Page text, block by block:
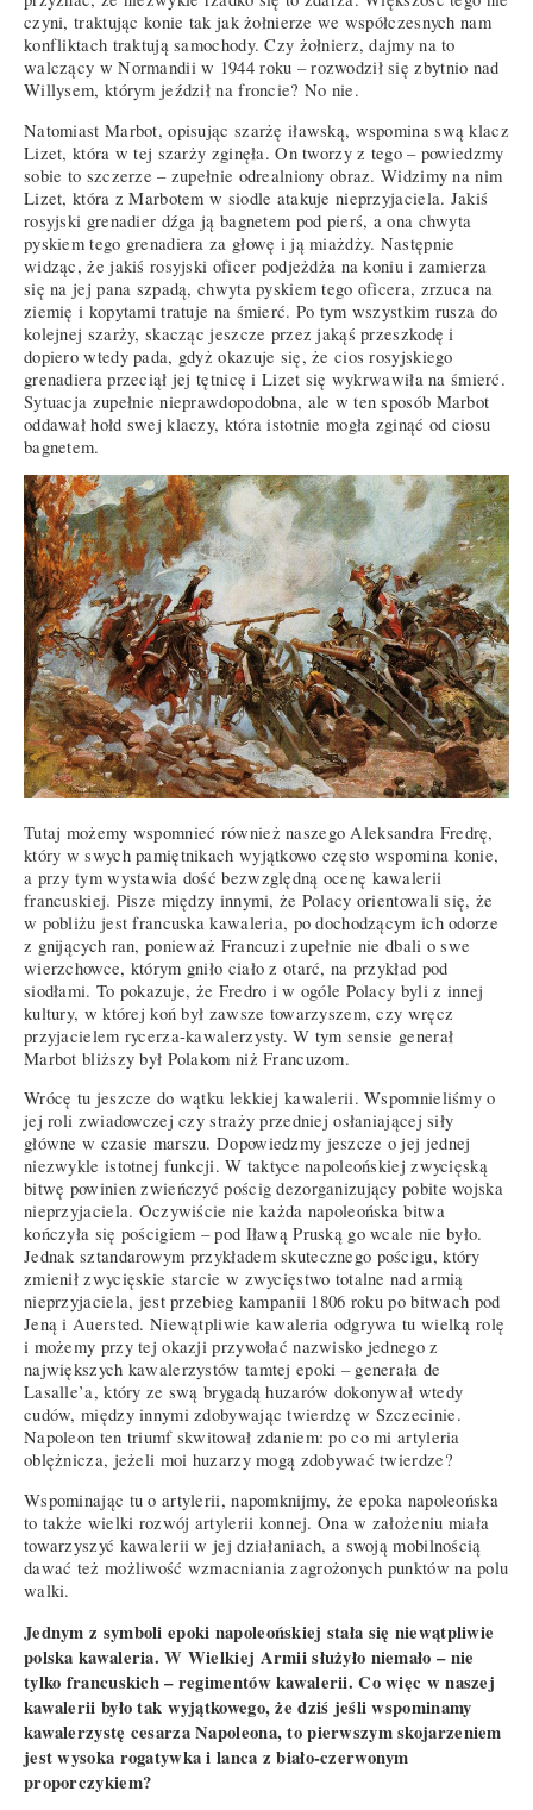
czyni, traktując konie tak jak żołnierze we współczesnych nam
konfliktach traktują samochody. Czy żołnierz, dajmy na to
walczący w Normandii w 1944 roku – rozwodził się zbytnio nad
Willysem, którym jeździł na froncie? No nie.
Natomiast Marbot, opisując szarżę iławską, wspomina swą klacz
Lizet, która w tej szarży zginęła. On tworzy z tego – powiedzmy
sobie to szczerze – zupełnie odrealniony obraz. Widzimy na nim
Lizet, która z Marbotem w siodle atakuje nieprzyjaciela. Jakiś
rosyjski grenadier dźga ją bagnetem pod pierś, a ona chwyta
pyskiem tego grenadiera za głowę i ją miażdży. Następnie
widząc, że jakiś rosyjski oficer podjeżdża na koniu i zamierza
się na jej pana szpadą, chwyta pyskiem tego oficera, zrzuca na
ziemię i kopytami tratuje na śmierć. Po tym wszystkim rusza do
kolejnej szarży, skacząc jeszcze przez jakąś przeszkodę i
dopiero wtedy pada, gdyż okazuje się, że cios rosyjskiego
grenadiera przeciął jej tętnicę i Lizet się wykrwawiła na śmierć.
Sytuacja zupełnie nieprawdopodobna, ale w ten sposób Marbot
oddawał hołd swej klaczy, która istotnie mogła zginąć od ciosu
bagnetem.
Tutaj możemy wspomnieć również naszego Aleksandra Fredrę,
który w swych pamiętnikach wyjątkowo często wspomina konie,
a przy tym wystawia dość bezwzględną ocenę kawalerii
francuskiej. Pisze między innymi, że Polacy orientowali się, że
w pobliżu jest francuska kawaleria, po dochodzącym ich odorze
z gnijących ran, ponieważ Francuzi zupełnie nie dbali o swe
wierzchowce, którym gniło ciało z otarć, na przykład pod
siodłami. To pokazuje, że Fredro i w ogóle Polacy byli z innej
kultury, w której koń był zawsze towarzyszem, czy wręcz
przyjacielem rycerza-kawalerzysty. W tym sensie generał
Marbot bliższy był Polakom niż Francuzom.
Wrócę tu jeszcze do wątku lekkiej kawalerii. Wspomnieliśmy o
jej roli zwiadowczej czy straży przedniej osłaniającej siły
główne w czasie marszu. Dopowiedzmy jeszcze o jej jednej
niezwykle istotnej funkcji. W taktyce napoleońskiej zwycięską
bitwę powinien zwieńczyć pościg dezorganizujący pobite wojska
nieprzyjaciela. Oczywiście nie każda napoleońska bitwa
kończyła się pościgiem – pod Iławą Pruską go wcale nie było.
Jednak sztandarowym przykładem skutecznego pościgu, który
zmienił zwycięskie starcie w zwycięstwo totalne nad armią
nieprzyjaciela, jest przebieg kampanii 1806 roku po bitwach pod
Jeną i Auersted. Niewątpliwie kawaleria odgrywa tu wielką rolę
i możemy przy tej okazji przywołać nazwisko jednego z
największych kawalerzystów tamtej epoki – generała de
Lasalle’a, który ze swą brygadą huzarów dokonywał wtedy
cudów, między innymi zdobywając twierdzę w Szczecinie.
Napoleon ten triumf skwitował zdaniem: po co mi artyleria
oblężnicza, jeżeli moi huzarzy mogą zdobywać twierdze?
Wspominając tu o artylerii, napomknijmy, że epoka napoleońska
to także wielki rozwój artylerii konnej. Ona w założeniu miała
towarzyszyć kawalerii w jej działaniach, a swoją mobilnością
dawać też możliwość wzmacniania zagrożonych punktów na polu
walki.
Jednym z symboli epoki napoleońskiej stała się niewątpliwie
polska kawaleria. W Wielkiej Armii służyło niemało – nie
tylko francuskich – regimentów kawalerii. Co więc w naszej
kawalerii było tak wyjątkowego, że dziś jeśli wspominamy
kawalerzystę cesarza Napoleona, to pierwszym skojarzeniem
jest wysoka rogatywka i lanca z biało-czerwonym
proporczykiem?